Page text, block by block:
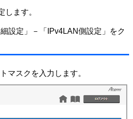
します。
設定」－「IPv4LAN側設定」をク
マスクを入力します。